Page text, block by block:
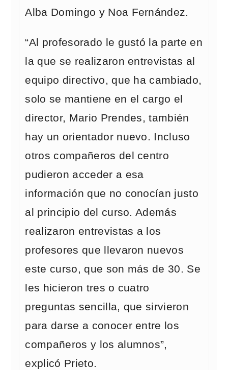
Alba Domingo y Noa Fernández.
“Al profesorado le gustó la parte en
la que se realizaron entrevistas al
equipo directivo, que ha cambiado,
solo se mantiene en el cargo el
director, Mario Prendes, también
hay un orientador nuevo. Incluso
otros compañeros del centro
pudieron acceder a esa
información que no conocían justo
al principio del curso. Además
realizaron entrevistas a los
profesores que llevaron nuevos
este curso, que son más de 30. Se
les hicieron tres o cuatro
preguntas sencilla, que sirvieron
para darse a conocer entre los
compañeros y los alumnos”,
explicó Prieto.